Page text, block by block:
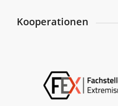
Kooperationen